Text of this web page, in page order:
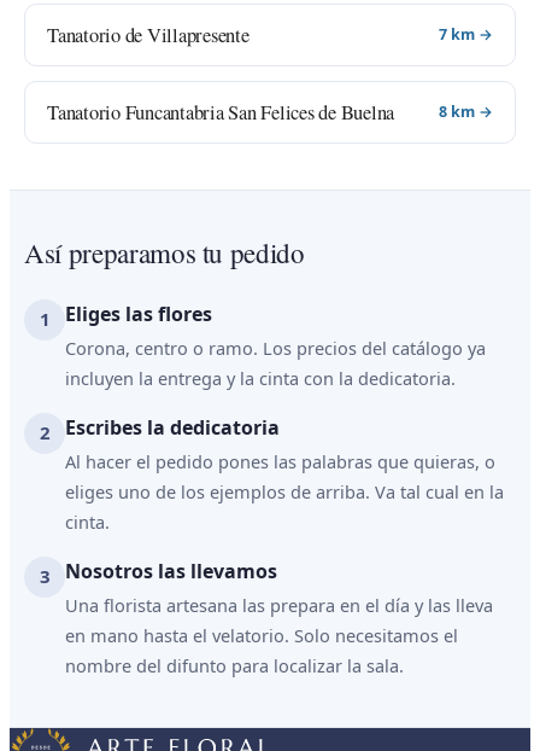
Tanatorio de Villapresente 7 km →
Tanatorio Funcantabria San Felices de Buelna 8 km →
Así preparamos tu pedido
Eliges las flores
Corona, centro o ramo. Los precios del catálogo ya
incluyen la entrega y la cinta con la dedicatoria.
Escribes la dedicatoria
Al hacer el pedido pones las palabras que quieras, o
eliges uno de los ejemplos de arriba. Va tal cual en la
cinta.
Nosotros las llevamos
Una florista artesana las prepara en el día y las lleva
en mano hasta el velatorio. Solo necesitamos el
nombre del difunto para localizar la sala.